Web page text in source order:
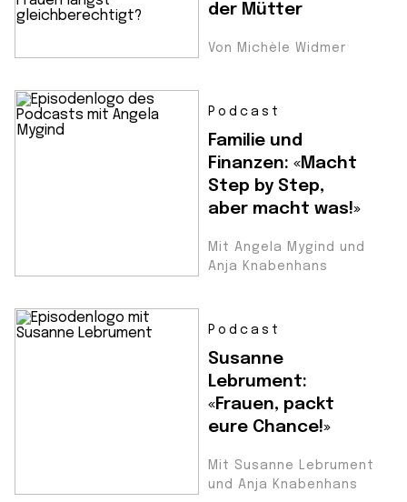
der Mütter
Von Michèle Widmer
Podcast
Familie und
Finanzen: «Macht
Step by Step,
aber macht was!»
Mit Angela Mygind und
Anja Knabenhans
Podcast
Susanne
Lebrument:
«Frauen, packt
eure Chance!»
Mit Susanne Lebrument
und Anja Knabenhans